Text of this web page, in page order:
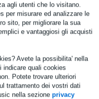
agli utenti che lo visitano.
per misurare ed analizzare le
sito, per migliorare la sua
e vantaggiosi gli acquisti
Avete la possibilita' nella
indicare quali cookies
Potete trovare ulteriori
trattamento dei vostri dati
nella sezione privacy
(FOH/Main, monitor, off)
dai picchi (corrente),